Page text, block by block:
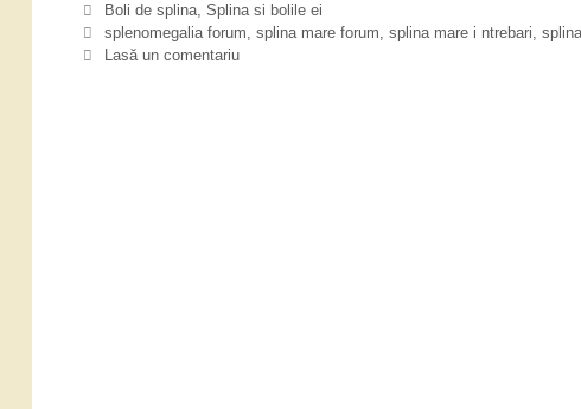
i
C
a
t
Boli de splina, Splina si bolile ei
E
t
splenomegalia forum, splina mare forum, splina mare i ntrebari,
Lasă un comentariu